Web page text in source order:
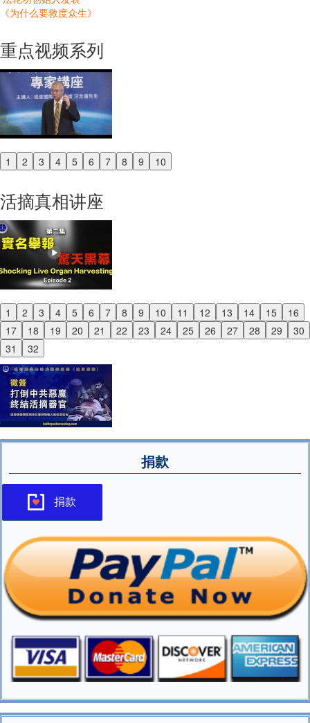
《为什么要救度众生》
重点视频系列
1 2 3 4 5 6 7 8 9 10
Previous
活摘真相讲座
1 2 3 4 5 6 7 8 9 10 11 12 13 14 15
16
17
18 19 20 21 22 23 24 25 26 27 28 29
30
31
32
Previous
Next
捐款
捐款